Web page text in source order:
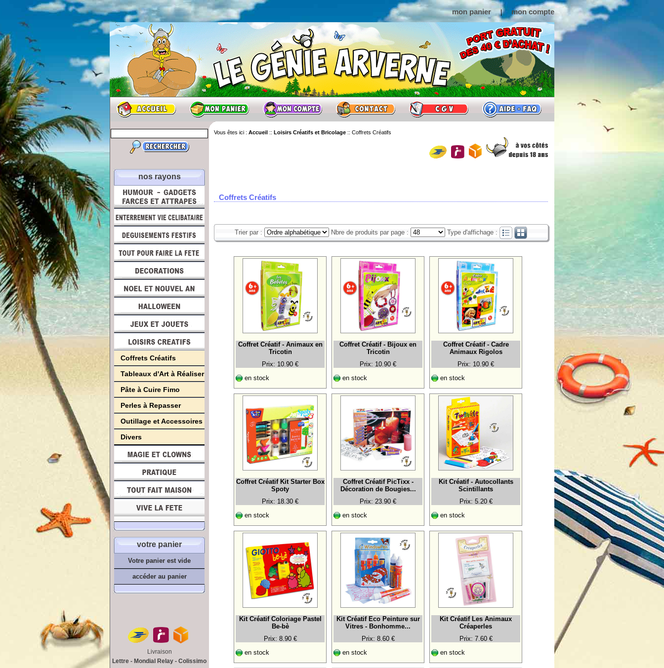
mon panier | mon compte
nos rayons
Coffrets Créatifs
Tableaux d'Art à Réaliser
Pâte à Cuire Fimo
Perles à Repasser
Outillage et Accessoires
Divers
votre panier
Votre panier est vide
accéder au panier
Livraison
Lettre - Mondial Relay - Colissimo
Vous êtes ici : Accueil :: Loisirs Créatifs et Bricolage :: Coffrets Créatifs
Coffrets Créatifs
Trier par : Nbre de produits par page : Type d'affichage :
Coffret Créatif - Animaux en
Tricotin
Prix: 10.90 €
en stock
Coffret Créatif - Bijoux en
Tricotin
Prix: 10.90 €
en stock
Coffret Créatif - Cadre
Animaux Rigolos
Prix: 10.90 €
en stock
Coffret Créatif Kit Starter Box
Spoty
Prix: 18.30 €
en stock
Coffret Créatif PicTixx -
Décoration de Bougies...
Prix: 23.90 €
en stock
Kit Créatif - Autocollants
Scintillants
Prix: 5.20 €
en stock
Kit Créatif Coloriage Pastel
Be-bè
Prix: 8.90 €
en stock
Kit Créatif Eco Peinture sur
Vitres - Bonhomme...
Prix: 8.60 €
en stock
Kit Créatif Les Animaux
Créaperles
Prix: 7.60 €
en stock